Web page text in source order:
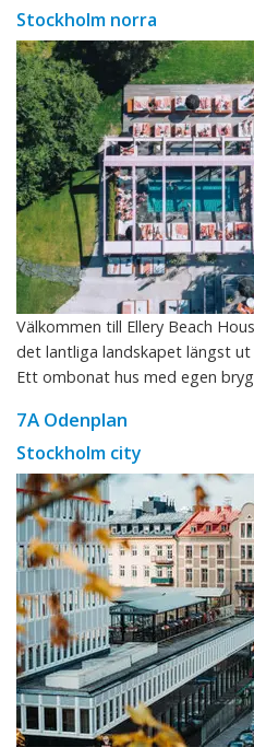
Stockholm norra
Välkommen till Ellery Beach
det lantliga landskapet längst ut
Ett ombonat hus med egen
7A Odenplan
Stockholm city